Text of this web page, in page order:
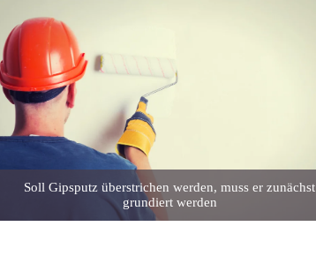
Soll Gipsputz überstrichen werden, muss er zunächst
grundiert werden